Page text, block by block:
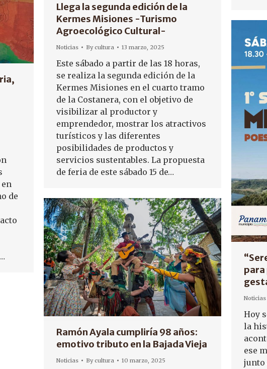
Llega la segunda edición de la
Kermes Misiones -Turismo
Agroecológico Cultural-
Noticias Bycultura 13 marzo, 2025
Este sábado a partir de las 18 horas,
se realiza la segunda edición de la
Kermes Misiones en el cuarto tramo
de la Costanera, con el objetivo de
visibilizar al productor y
emprendedor, mostrar los atractivos
turísticos y las diferentes
posibilidades de productos y
servicios sustentables. La propuesta
de feria de este sábado 15 de…
de
para
Noticias
Hoy
la
ese
junto
Ramón Ayala cumpliría 98 años:
emotivo tributo en la Bajada Vieja
Noticias Bycultura 10 marzo, 2025